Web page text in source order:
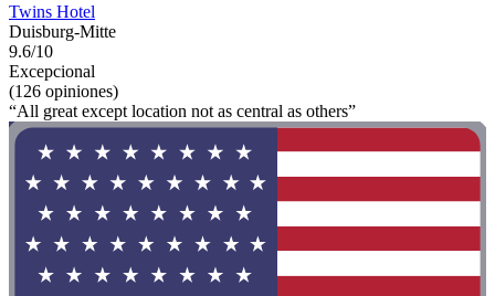
Twins Hotel
Duisburg-Mitte
9.6/10
Excepcional
(126 opiniones)
“All great except location not as central as others”